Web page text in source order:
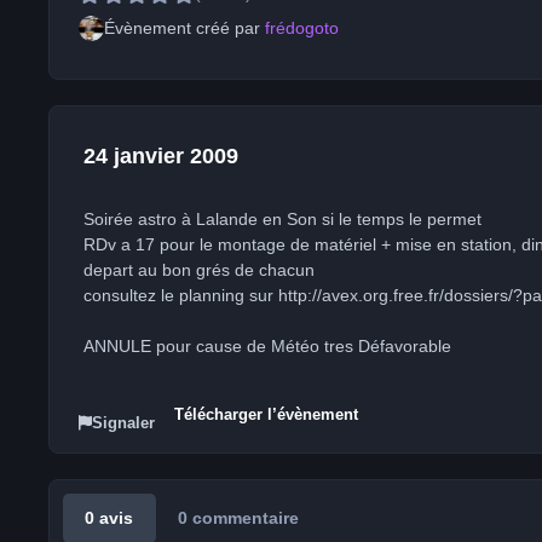
Évènement créé par frédogoto
24 janvier 2009
Soirée astro à Lalande en Son si le temps le permet
RDv a 17 pour le montage de matériel + mise en station,
depart au bon grés de chacun
consultez le planning sur http://avex.org.free.fr/dossiers/
ANNULE pour cause de Météo tres Défavorable
Signaler Télécharger l’évènement
0 avis 0 commentaire